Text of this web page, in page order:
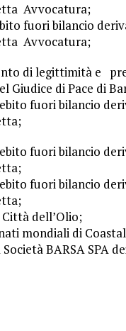
Avvocatura;
fuori bilancio
Avvocatura;
di legittimità e
Giudice di Pace di
fuori bilancio
fuori bilancio
fuori bilancio
Città dell’Olio;
mondiali di
BARSA SPA